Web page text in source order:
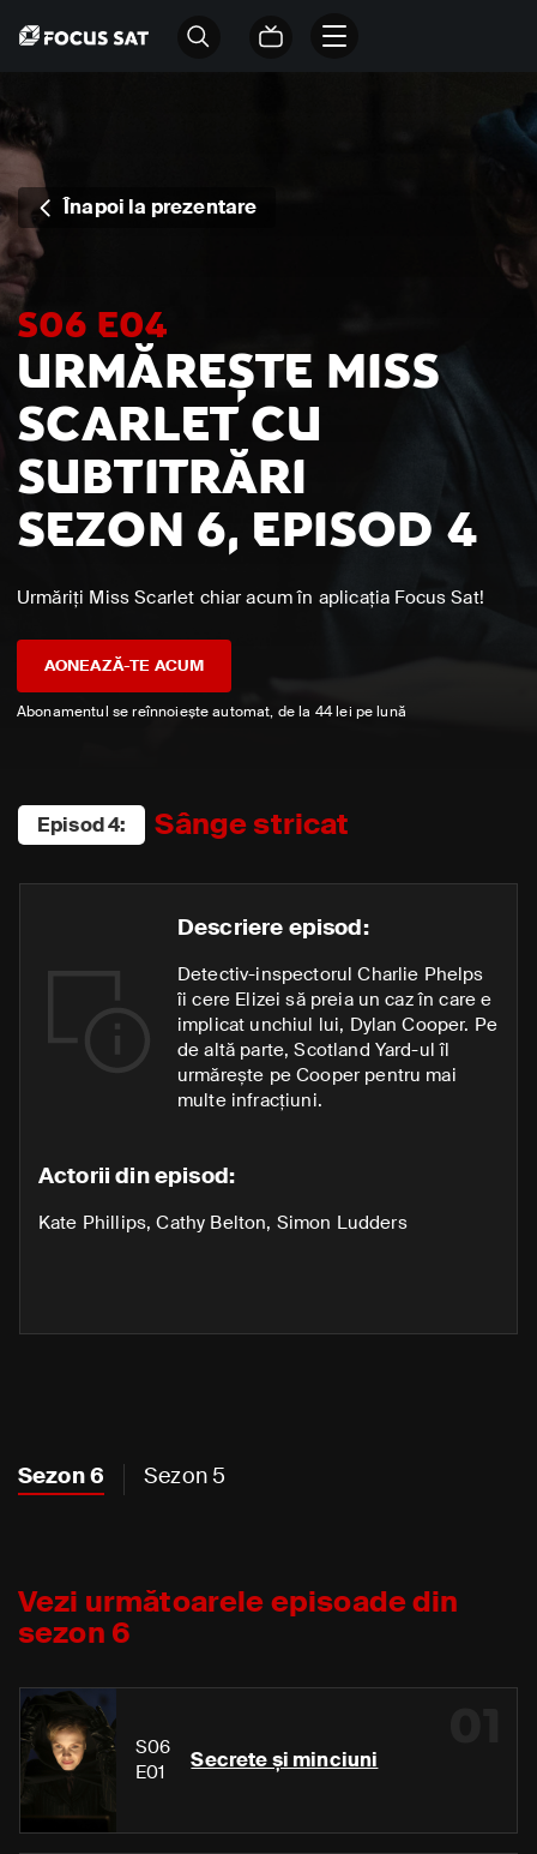
Înapoi la prezentare
S06 E04
URMĂREȘTE MISS
SCARLET CU
SUBTITRĂRI
SEZON 6, EPISOD 4
Urmăriți Miss Scarlet chiar acum în aplicația Focus Sat!
AONEAZĂ-TE ACUM
Abonamentul se reînnoiește automat, de la 44 lei pe lună
Episod 4: Sânge stricat
Descriere episod:
Detectiv-inspectorul Charlie Phelps
îi cere Elizei să preia un caz în care e
implicat unchiul lui, Dylan Cooper. Pe
de altă parte, Scotland Yard-ul îl
urmărește pe Cooper pentru mai
multe infracțiuni.
Actorii din episod:
Kate Phillips,Cathy Belton, Simon Ludders
Sezon 6 Sezon 5
Vezi următoarele episoade din
sezon 6
S06
E01
Secrete și minciuni